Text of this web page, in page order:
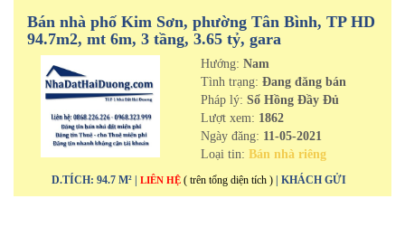
Bán nhà phố Kim Sơn, phường Tân Bình, TP HD
94.7m2, mt 6m, 3 tầng, 3.65 tỷ, gara
Hướng: Nam
Tình trạng: Đang đăng bán
Pháp lý: Sổ Hồng Đầy Đủ
Lượt xem: 1862
Ngày đăng: 11-05-2021
Loại tin: Bán nhà riêng
D.TÍCH: 94.7 M² | LIÊN HỆ ( trên tổng diện tích ) | KHÁCH GỬI